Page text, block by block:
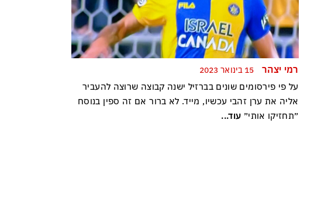
רמי יצהר
על פי פירסומים שונים בברזיל ישנה קבוצה שרוצה להעביר
אליה את ערן זהבי עכשיו, מייד. לא ברור אם זה ספין בנוסח
״תחזיקו אותי״ עוד...